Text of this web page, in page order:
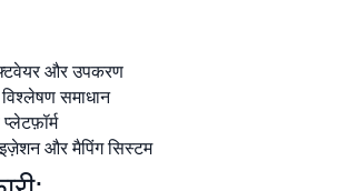
और उपकरण
समाधान
और मैपिंग सिस्टम